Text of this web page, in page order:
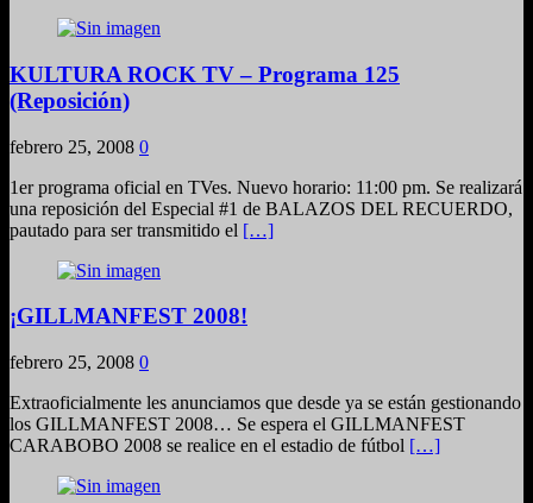
KULTURA ROCK TV – Programa 125
(Reposición)
febrero 25, 2008 0
1er programa oficial en TVes. Nuevo horario: 11:00 pm. Se realizará
una reposición del Especial #1 de BALAZOS DEL RECUERDO,
pautado para ser transmitido el […]
¡GILLMANFEST 2008!
febrero 25, 2008 0
Extraoficialmente les anunciamos que desde ya se están gestionando
los GILLMANFEST 2008… Se espera el GILLMANFEST
CARABOBO 2008 se realice en el estadio de fútbol […]